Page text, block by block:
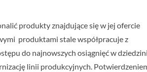
produkty znajdujące się w jej ofercie
produktami stale współpracuje z
do najnowszych osiągnięć w
linii produkcyjnych.